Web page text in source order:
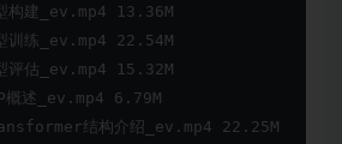
建_ev.mp4 13.36M
练_ev.mp4 22.54M
估_ev.mp4 15.32M
述_ev.mp4 6.79M
结构介绍_ev.mp4 22.25M